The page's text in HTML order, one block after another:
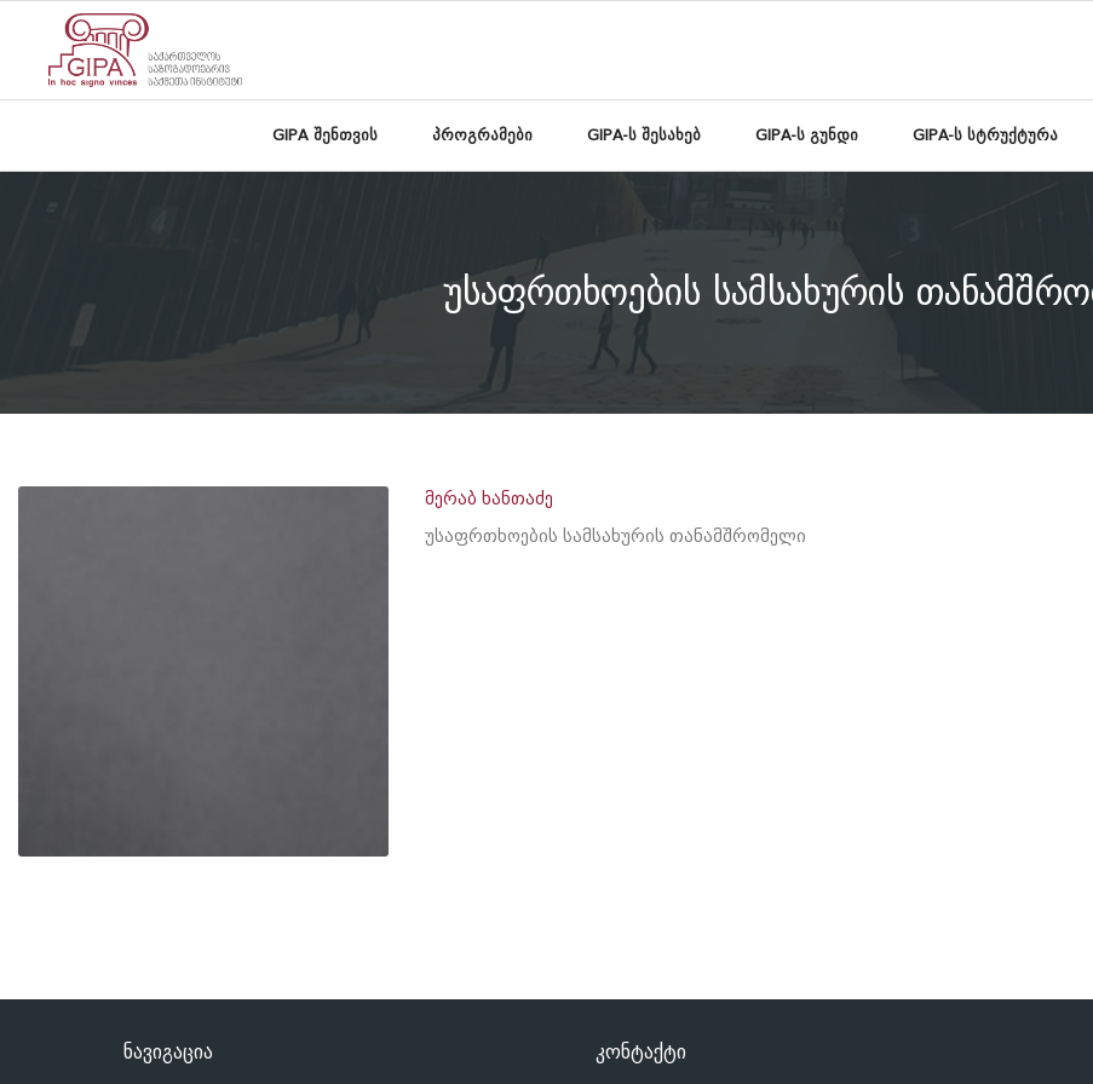
GIPA შენთვის პროგრამები GIPA-ს შესახებ GIPA-ს გუნდი GIPA-ს სტრუქტურა
უსაფრთხოების სამსახურის
მერაბ ხანთაძე
უსაფრთხოების სამსახურის თანამშრომელი
ნავიგაცია კონტაქტი